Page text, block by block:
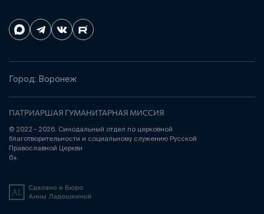
Город: Воронеж
ПАТРИАРШАЯ ГУМАНИТАРНАЯ МИССИЯ
© 2022 – 2026. Синодальный отдел по церковной
благотворительности и социальному служению Русской
Православной Церкви
6+